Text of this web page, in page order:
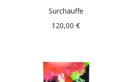
Surchauffe
120,00€